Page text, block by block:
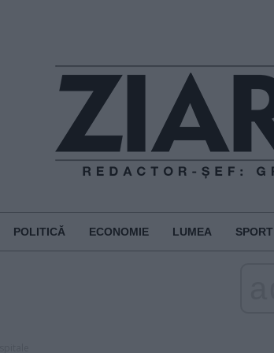
POLITICĂ ECONOMIE LUMEA SPORT